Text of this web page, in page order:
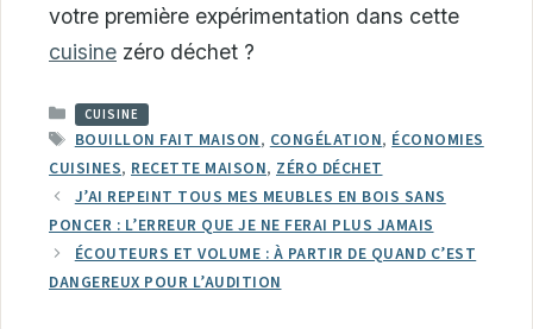
votre première expérimentation dans cette
cuisine zéro déchet ?
CATÉGORIES
CUISINE
ÉTIQUETTES
BOUILLON FAIT MAISON, CONGÉLATION, ÉCONOMIES
CUISINES, RECETTE MAISON, ZÉRO DÉCHET
J’AI REPEINT TOUS MES MEUBLES EN BOIS SANS
PONCER : L’ERREUR QUE JE NE FERAI PLUS JAMAIS
ÉCOUTEURS ET VOLUME : À PARTIR DE QUAND C’EST
DANGEREUX POUR L’AUDITION